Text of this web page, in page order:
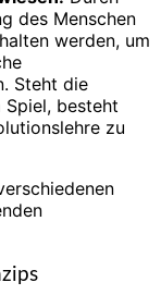
des Menschen
werden, um
Steht die
Spiel, besteht
zu